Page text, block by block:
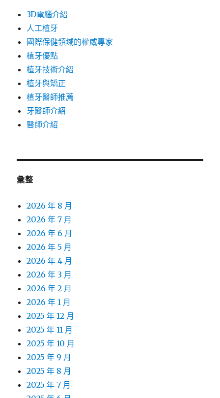
3D電腦介紹
人工植牙
國際保健領域的權威專家
植牙優點
植牙技術介紹
植牙與矯正
植牙醫師推薦
牙醫師介紹
醫師介紹
彙整
2026 年 8 月
2026 年 7 月
2026 年 6 月
2026 年 5 月
2026 年 4 月
2026 年 3 月
2026 年 2 月
2026 年 1 月
2025 年 12 月
2025 年 11 月
2025 年 10 月
2025 年 9 月
2025 年 8 月
2025 年 7 月